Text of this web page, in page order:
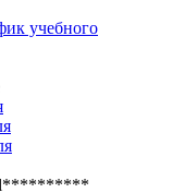
учебного